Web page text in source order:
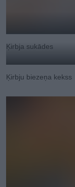
Ķirbja sukādes
Ķirbju biezeņa kekss